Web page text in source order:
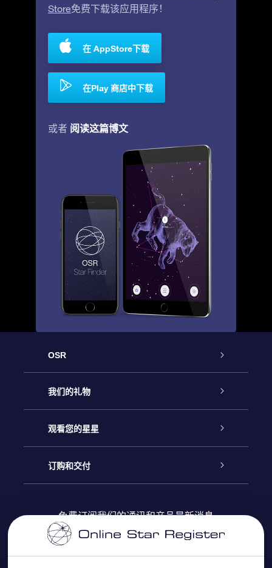
Store免费下载该应用程序！
在 AppStore下载
在Play 商店中下载
或者 阅读这篇博文
OSR
客户服务
联系我们
博客
评论
我们的礼物
Online Star礼物
OSR 礼物包
OSR 礼物卡
观看您的星星
Online Star Register
个性化的Star Page
订购和交付
付款信息
免费订阅我们的通讯和产品最新消息